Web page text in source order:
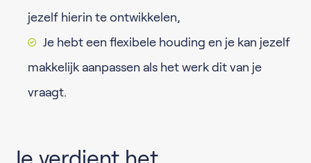
jezelf hierin te ontwikkelen,
Je hebt een flexibele houding en je kan jezelf
makkelijk aanpassen als het werk dit van je
vraagt.